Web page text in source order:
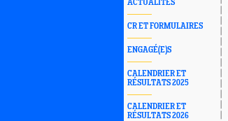
ACTUALITÉS
CR ET FORMULAIRES
ENGAGÉ(E)S
CALENDRIER ET
RÉSULTATS 2025
CALENDRIER ET
RÉSULTATS 2026